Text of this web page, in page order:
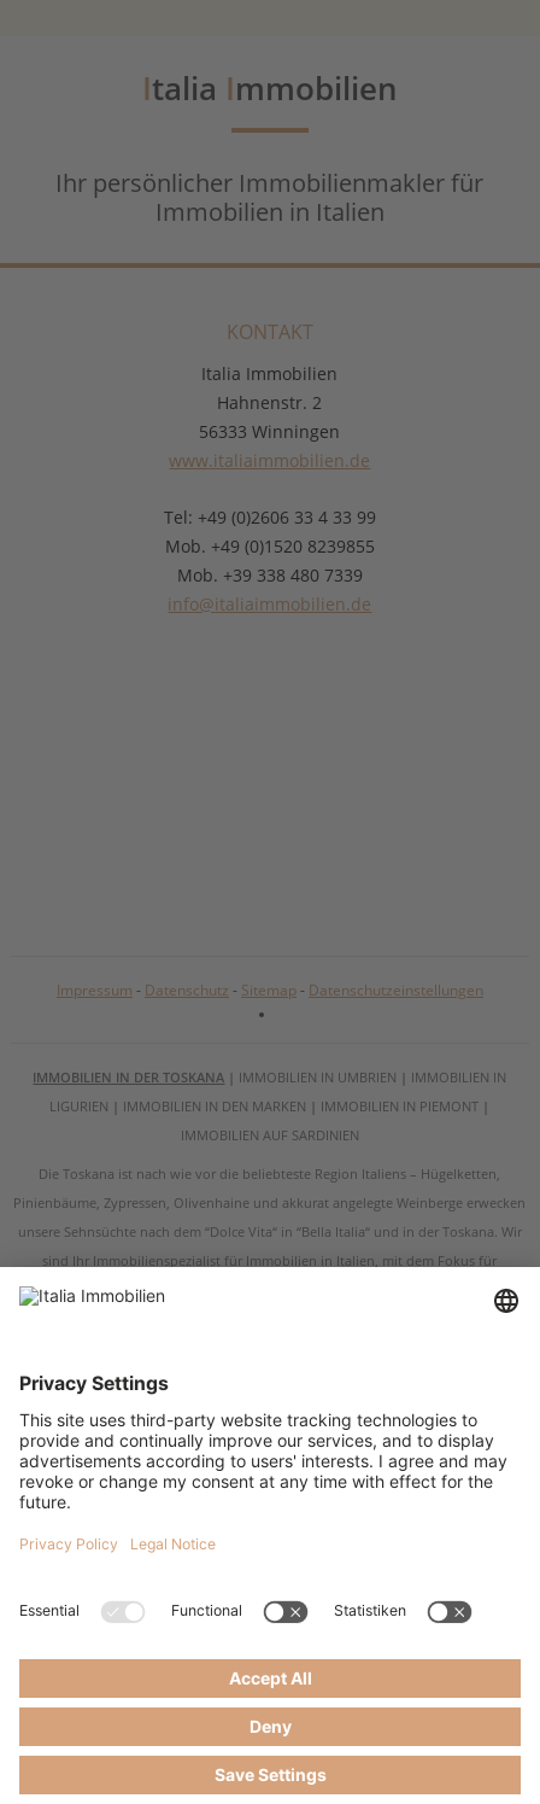
Diese Webseite verwendet Cookies. Wenn Sie
Italia Immobilien
Ihr persönlicher Immobilienmakler für
Immobilien in Italien
KONTAKT
Italia Immobilien
Hahnenstr. 2
56333 Winningen
www.italiaimmobilien.de
Tel: +49 (0)2606 33 4 33 99
Mob. +49 (0)1520 8239855
Mob. +39 338 480 7339
info@italiaimmobilien.de
Impressum - Datenschutz - Sitemap- Datenschutzeinstellungen
IMMOBILIEN IN DER TOSKANA | IMMOBILIEN IN UMBRIEN | IMMOBILIEN IN
LIGURIEN | IMMOBILIEN IN DEN MARKEN | IMMOBILIEN IN PIEMONT |
IMMOBILIEN AUF SARDINIEN
Die Toskana ist nach wie vor die beliebteste Region Italiens – Hügelketten,
Pinienbäume, Zypressen, Olivenhaine und akkurat angelegte Weinberge erwecken
unsere Sehnsüchte nach dem “Dolce Vita“ in “Bella Italia“ und in der Toskana. Wir
sind Ihr Immobilienspezialist für Immobilien in Italien, mit dem Fokus für
Immobilien in der Toskana und in Umbrien. Egal ob Sie ein renoviertes
Bauernhaus, eine restaurierungsbedürftige Ruine, eine historische Villa oder eine
um Immobilien in der Toskana und um Immobilien in Umbrien geht. Italia
Toskana, darunter Arezzo, Grosseto, Livorno, Pistoia, Prato sowie in den
Kulturstädten der Toskana Siena, Florenz, Pisa und Lucca. Die schönsten
Bauernhäuser in der Toskana finden Sie in der Süd-Toskana sowie in den wohl
Maremma. Was auch immer Sie für eine Immobilie in der Toskana suchen, wir
Häusern am Meer, Häusern am See, Wohnungen, Neubauprojekten und Anlage-
schauen Sie einfach direkt in unserem Partnerbüro in der Toskana vorbei.
ITALIA IMMOBILIEN - COPYRIGHT 2026